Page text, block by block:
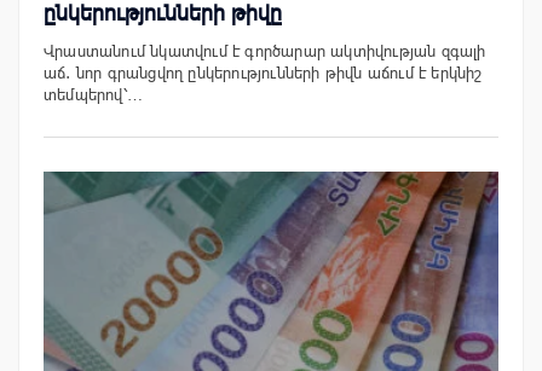
ընկերությունների թիվը
Վրաստանում նկատվում է գործարար ակտիվության զգալի
աճ․ նոր գրանցվող ընկերությունների թիվն աճում է երկնիշ
տեմպերով՝…